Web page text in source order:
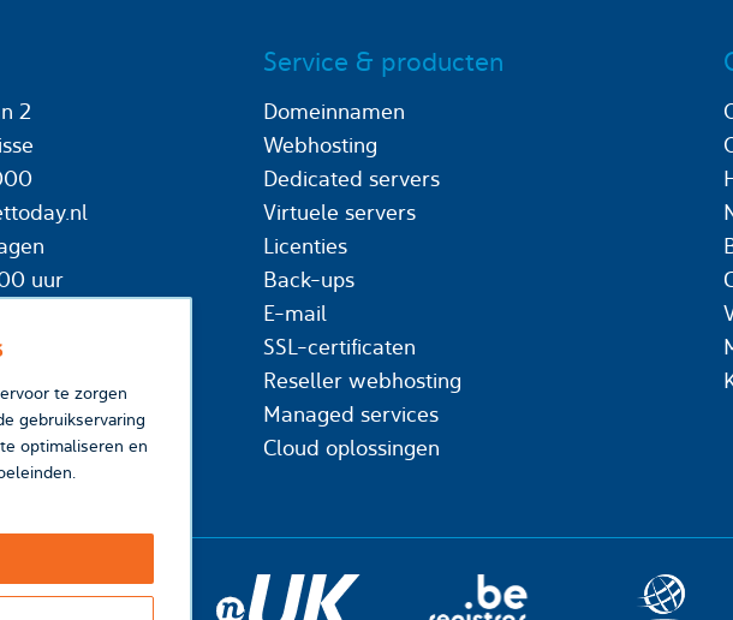
te zorgen
gebruikservaring
optimaliseren en
2
vanaf 9:00 - 17:00 uur
Service & producten
Domeinnamen
Webhosting
Dedicated servers
Virtuele servers
Licenties
Back-ups
E-mail
SSL-certificaten
Reseller webhosting
Managed services
Cloud oplossingen